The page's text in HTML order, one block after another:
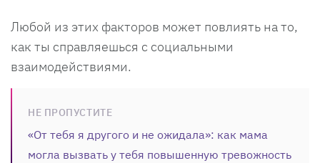
Любой из этих факторов может повлиять на то,
как ты справляешься с социальными
взаимодействиями.
НЕ ПРОПУСТИТЕ
«От тебя я другого и не ожидала»: как мама
могла вызвать у тебя повышенную тревожность